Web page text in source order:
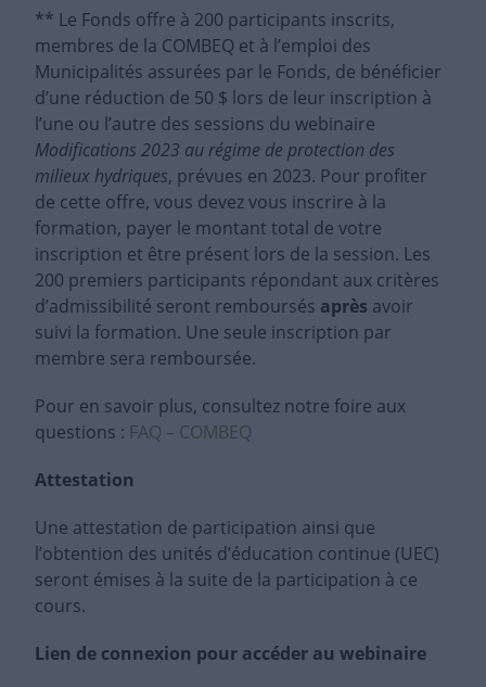
** Le Fonds offre à 200 participants inscrits,
membres de la COMBEQ et à l’emploi des
Municipalités assurées par le Fonds, de bénéficier
d’une réduction de 50 $ lors de leur inscription à
l’une ou l’autre des sessions du webinaire
Modifications 2023 au régime de protection des
milieux hydriques, prévues en 2023. Pour profiter
de cette offre, vous devez vous inscrire à la
formation, payer le montant total de votre
inscription et être présent lors de la session. Les
200 premiers participants répondant aux critères
d’admissibilité seront remboursés après avoir
suivi la formation. Une seule inscription par
membre sera remboursée.
Pour en savoir plus, consultez notre foire aux
questions : FAQ – COMBEQ
Attestation
Une attestation de participation ainsi que
l’obtention des unités d’éducation continue (UEC)
seront émises à la suite de la participation à ce
cours.
Lien de connexion pour accéder au webinaire